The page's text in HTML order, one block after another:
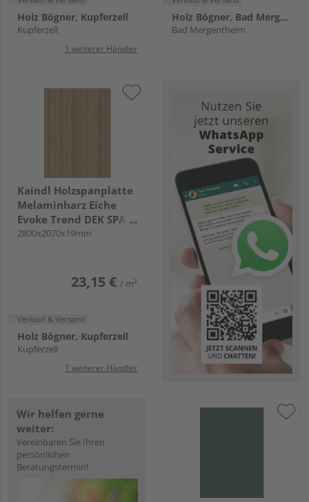
Holz Bögner, Kupferzell
Kupferzell
1 weiterer Händler
Holz Bögner, Bad Mergentheim
Bad Mergentheim
Kaindl Holzspanplatte
Melaminharz Eiche
Evoke Trend DEK SPA
P2CA K4421 IR KL
2800x2070x19mm
23,15 € / m²
Verkauf & Versand
Holz Bögner, Kupferzell
Kupferzell
1 weiterer Händler
Wir helfen gerne
weiter:
Vereinbaren Sie Ihren
persönlichen
Beratungstermin!